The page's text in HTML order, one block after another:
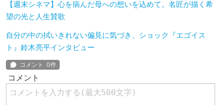
【週末シネマ】心を病んだ母への想いを込めて。名匠が描く希
望の光と人生賛歌
自分の中の拭いきれない偏見に気づき、ショック『エゴイス
ト』鈴木亮平インタビュー